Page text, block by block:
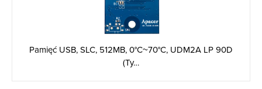
Pamięć USB, SLC, 512MB, 0°C~70°C, UDM2A LP 90D
(Ty…